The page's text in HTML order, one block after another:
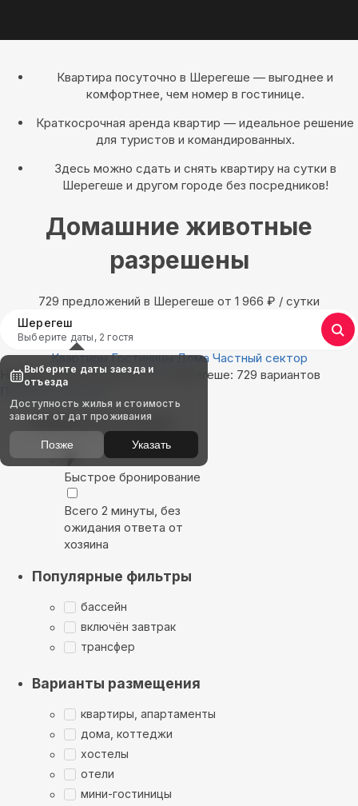
Квартира посуточно в Шерегеше — выгоднее и
комфортнее, чем номер в гостинице.
Краткосрочная аренда квартир — идеальное решение
для туристов и командированных.
Здесь можно сдать и снять квартиру на сутки в
Шерегеше и другом городе без посредников!
Домашние животные
разрешены
729 предложений в Шерегеше oт 1 966 ₽ / сутки
Шерегеш
Выберите даты, 2 гостя
Квартиры Гостиницы Дома Частный сектор
Найдём, где остановиться в Шерегеше: 729 вариантов
Показать на карте
Выбирайте лучшее
Быстрое бронирование
Всего 2 минуты, без
ожидания ответа от
хозяина
Популярные фильтры
бассейн
включён завтрак
трансфер
Варианты размещения
квартиры, апартаменты
дома, коттеджи
хостелы
отели
мини-гостиницы
Выберите даты заезда и
отъезда
Доступность жилья и стоимость
зависят от дат проживания
Позже Указать